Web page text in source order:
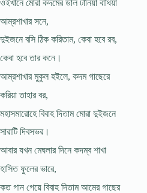
ওইখানে মোরা কদমের ডাল টানিয়া বাঁধিয়া
আম্রশাখার সনে,
দুইজনে বসি ঠিক করিতাম, কেবা হবে রব,
কেবা হবে তার কনে।
আম্রশাখার মুকুল হইলে, কদম গাছেরে
করিয়া তাহার বর,
মহাসমারোহে বিবাহ দিতাম মোরা দুইজনে
সারাটি দিবসভর।
আবার যখন মেঘলার দিনে কদম্ব শাখা
হাসিত ফুলের ভারে,
কত গান গেয়ে বিবাহ দিতাম আমের গাছের